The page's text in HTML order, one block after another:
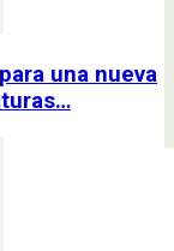
una nueva